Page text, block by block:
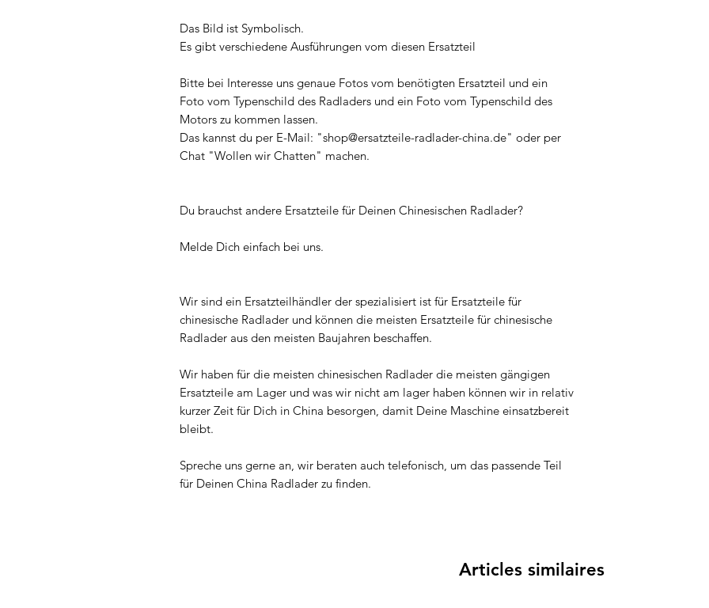
Das Bild ist Symbolisch.
Es gibt verschiedene Ausführungen vom diesen Ersatzteil
Bitte bei Interesse uns genaue Fotos vom benötigten Ersatzteil und ein
Foto vom Typenschild des Radladers und ein Foto vom Typenschild des
Motors zu kommen lassen.
Das kannst du per E-Mail: "shop@ersatzteile-radlader-china.de" oder per
Chat "Wollen wir Chatten" machen.
Du brauchst andere Ersatzteile für Deinen Chinesischen Radlader?
Melde Dich einfach bei uns.
Wir sind ein Ersatzteilhändler der spezialisiert ist für Ersatzteile für
chinesische Radlader und können die meisten Ersatzteile für chinesische
Radlader aus den meisten Baujahren beschaffen.
Wir haben für die meisten chinesischen Radlader die meisten gängigen
Ersatzteile am Lager und was wir nicht am lager haben können wir in relativ
kurzer Zeit für Dich in China besorgen, damit Deine Maschine einsatzbereit
bleibt.
Spreche uns gerne an, wir beraten auch telefonisch, um das passende Teil
für Deinen China Radlader zu finden.
Articles similaires